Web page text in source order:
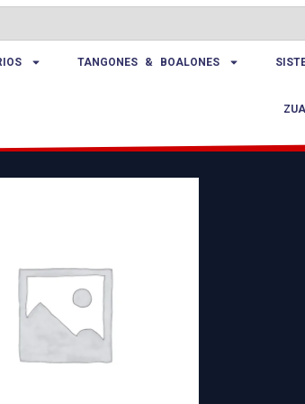
TANGONES & BOALONES